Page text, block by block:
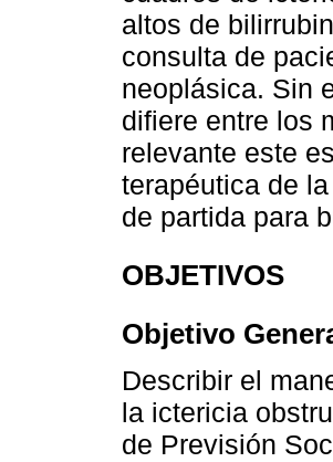
altos de
consulta de
neoplásica. Sin
difiere entre los
relevante este
terapéutica de
de partida para
OBJETIVOS
Objetivo
Describir el
la ictericia
de Previsión